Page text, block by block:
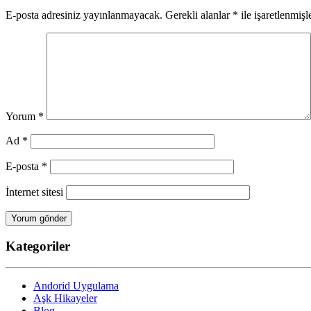
E-posta adresiniz yayınlanmayacak. Gerekli alanlar * ile
Yorum *
Ad *
E-posta *
İnternet sitesi
Kategoriler
Andorid Uygulama
Aşk Hikayeler